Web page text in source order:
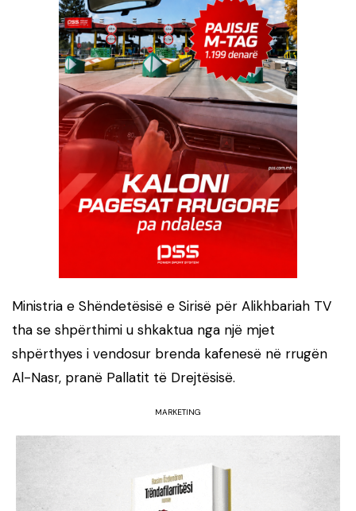
Ministria e Shëndetësisë e Sirisë për Alikhbariah TV
tha se shpërthimi u shkaktua nga një mjet
shpërthyes i vendosur brenda kafenesë në rrugën
Al-Nasr, pranë Pallatit të Drejtësisë.
MARKETING